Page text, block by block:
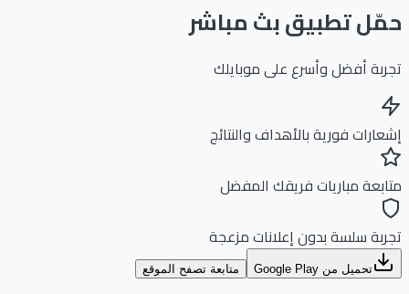
تطبيق بث مباشر
أفضل وأسرع على موبايلك
فورية بالأهداف والنتائج
مباريات فريقك المفضل
سلسة بدون إعلانات مزعجة
تحميل من Google Play متابعة تصفح الموقع